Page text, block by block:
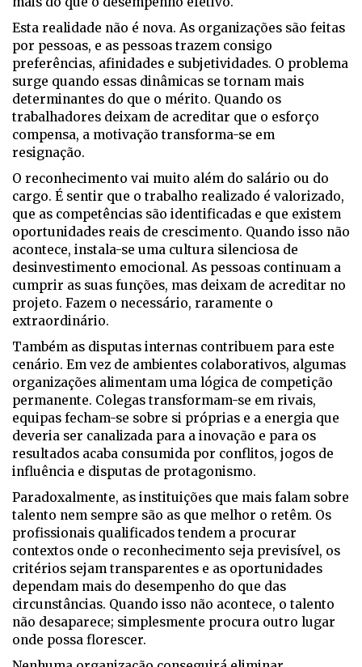
Esta realidade não é nova. As organizações são feitas
por pessoas, e as pessoas trazem consigo
preferências, afinidades e subjetividades. O problema
surge quando essas dinâmicas se tornam mais
determinantes do que o mérito. Quando os
trabalhadores deixam de acreditar que o esforço
compensa, a motivação transforma-se em
resignação.
O reconhecimento vai muito além do salário ou do
cargo. É sentir que o trabalho realizado é valorizado,
que as competências são identificadas e que existem
oportunidades reais de crescimento. Quando isso não
acontece, instala-se uma cultura silenciosa de
desinvestimento emocional. As pessoas continuam a
cumprir as suas funções, mas deixam de acreditar no
projeto. Fazem o necessário, raramente o
extraordinário.
Também as disputas internas contribuem para este
cenário. Em vez de ambientes colaborativos, algumas
organizações alimentam uma lógica de competição
permanente. Colegas transformam-se em rivais,
equipas fecham-se sobre si próprias e a energia que
deveria ser canalizada para a inovação e para os
resultados acaba consumida por conflitos, jogos de
influência e disputas de protagonismo.
Paradoxalmente, as instituições que mais falam sobre
talento nem sempre são as que melhor o retêm. Os
profissionais qualificados tendem a procurar
contextos onde o reconhecimento seja previsível, os
critérios sejam transparentes e as oportunidades
dependam mais do desempenho do que das
circunstâncias. Quando isso não acontece, o talento
não desaparece; simplesmente procura outro lugar
onde possa florescer.